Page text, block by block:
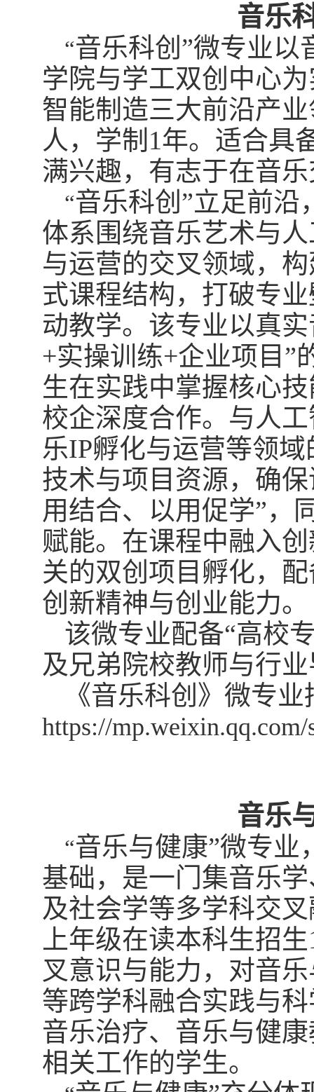
音乐
“音乐科创”微专业以
学院与学工双创中心
智能制造三大前沿产
人，学制 1年。适合具
满兴趣，有志于在音
“音乐科创”立足前沿
体系围绕音乐艺术与
与运营的交叉领域，
式课程结构，打破专
动教学。该专业以真
+实操训练+企业项目”
生在实践中掌握核心
校企深度合作。与人
乐IP孵化与运营等领
技术与项目资源，确
用结合、以用促学”，
赋能。在课程中融入
关的双创项目孵化，
创新精神与创业能力。
该微专业配备“高校
及兄弟院校教师与行
《音乐科创》微专
https://
音乐
“音乐与健康”微专业
基础，是一门集音乐
及社会学等多学科交
上年级在读本科生招生
叉意识与能力，对音
等跨学科融合实践与
音乐治疗、音乐与健
相关工作的学生。